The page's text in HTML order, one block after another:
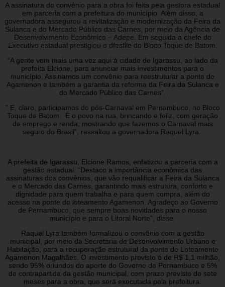
A assinatura do convênio para a obra foi feita pela gestora estadual
em parceria com a prefeitura do município. Além disso, a
governadora assegurou a revitalização e modernização da Feira da
Sulanca e do Mercado Público das Carnes, por meio da Agência de
Desenvolvimento Econômico – Adepe. Em seguida a chefe do
Executivo estadual prestigiou o dfesfile do Bloco Toque de Batom.
“A gente vem mais uma vez aqui à cidade de Igarassu, ao lado da
prefeita Elcione, para anunciar mais investimentos para o
município. Assinamos um convênio para reestruturar a ponte do
Agamenon e também a garantia da reforma da Feira da Sulanca e
do Mercado Público das Carnes”.
” E, claro, participamos do pós-Carnaval em Pernambuco, no Bloco
Toque de Batom. É o povo na rua, brincando e feliz, com geração
de emprego e renda, mostrando que fazemos o Carnaval mais
seguro do Brasil”, ressaltou a governadora Raquel Lyra.
A prefeita de Igarassu, Elcione Ramos, enfatizou a parceria com a
gestão estadual. “Destaco a importância econômica das
assinaturas dos convênios, que vão requalificar a Feira da Sulanca
e o Mercado das Carnes, garantindo mais estrutura, conforto e
dignidade para quem trabalha e para quem compra, além do
acesso na ponte do loteamento Agamenon. Agradeço ao Governo
de Pernambuco, que sempre boas novidades para o nosso
município e para o Litoral Norte”, disse.
Raquel Lyra também formalizou o convênio com a gestão
municipal, por meio da Secretaria de Desenvolvimento Urbano e
Habitação, para a recuperação estrutural da ponte do Loteamento
Agamenon Magalhães. O investimento previsto é de R$ 1,1 milhão,
sendo 95% oriundos do aporte do Governo de Pernambuco e 5%
de contrapartida da gestão municipal, com prazo previsto de sete
meses para a obra, que será executada pela prefeitura.